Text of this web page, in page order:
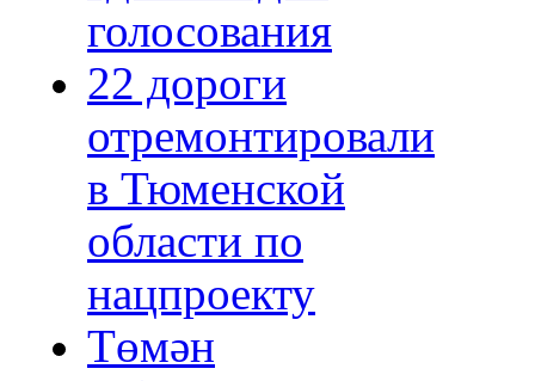
голосования
22 дороги
отремонтировали
в Тюменской
области по
нацпроекту
Төмән